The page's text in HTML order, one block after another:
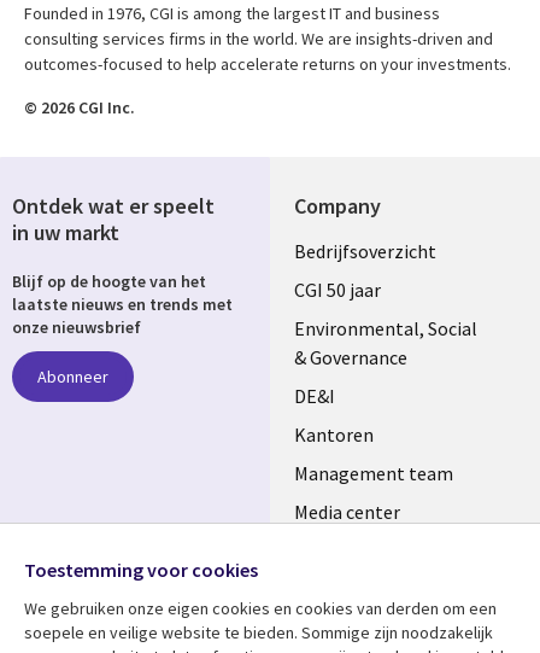
Founded in 1976, CGI is among the largest IT and business
consulting services firms in the world. We are insights-driven and
outcomes-focused to help accelerate returns on your investments.
© 2026 CGI Inc.
Company
Useful
links
NETHERLANDS
Bedrijfsoverzicht
CGI 50 jaar
Environmental, Social
& Governance
DE&I
Kantoren
Management team
Media center
Ontdek wat er speelt
in uw markt
Blijf op de hoogte van het
laatste nieuws en trends met
onze nieuwsbrief
Abonneer
Media
NETHERLANDS
Toestemming voor cookies
We gebruiken onze eigen cookies en cookies van derden om een ​​
soepele en veilige website te bieden. Sommige zijn noodzakelijk